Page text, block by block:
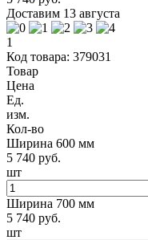
Доставим 13 августа
1
Код товара: 379031
Товар
Цена
Ед.
изм.
Кол-во
Ширина 600 мм
5 740 руб.
шт
Ширина 700 мм
5 740 руб.
шт